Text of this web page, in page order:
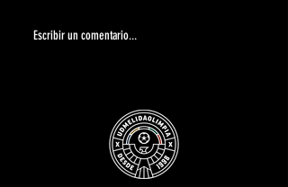
ABIERTO EL PERIODO DE
Escribir un comentario...